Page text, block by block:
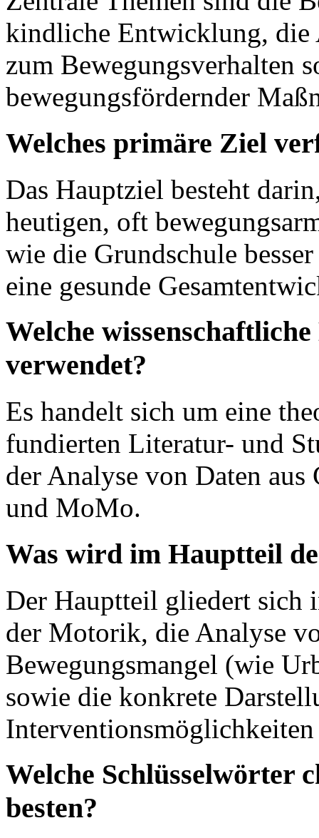
kindliche Entwicklung, die
zum Bewegungsverhalten
bewegungsfördernder
Welches primäre Ziel
Das Hauptziel besteht
heutigen, oft
wie die Grundschule
eine gesunde
Welche
verwendet?
Es handelt sich um eine
fundierten Literatur- und
der Analyse von Daten
und MoMo.
Was wird im Hauptteil
Der Hauptteil gliedert sich
der Motorik, die Analyse
Bewegungsmangel (wie
sowie die konkrete
Welche Schlüsselwörter
besten?